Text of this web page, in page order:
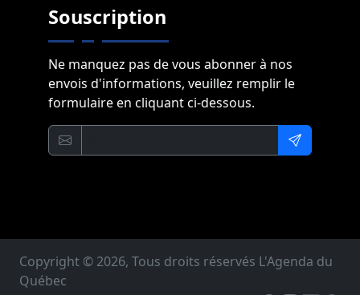
Souscription
Ne manquez pas de vous abonner à nos
envois d'informations, veuillez remplir le
formulaire en cliquant ci-dessous.
Copyright © 2026, Tous droits réservés L'Agenda du
Québec